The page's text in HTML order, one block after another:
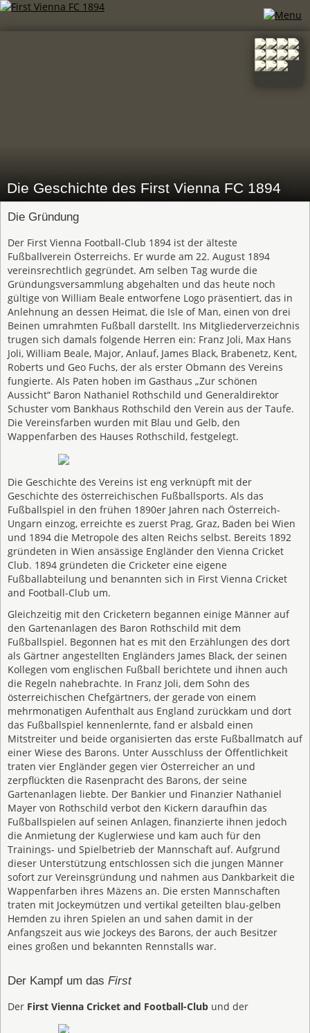
Die Geschichte des First Vienna FC 1894
Die Gründung
Der First Vienna Football-Club 1894 ist der älteste
Fußballverein Österreichs. Er wurde am 22. August 1894
vereinsrechtlich gegründet. Am selben Tag wurde die
Gründungsversammlung abgehalten und das heute noch
gültige von William Beale entworfene Logo präsentiert, das in
Anlehnung an dessen Heimat, die Isle of Man, einen von drei
Beinen umrahmten Fußball darstellt. Ins Mitgliederverzeichnis
trugen sich damals folgende Herren ein: Franz Joli, Max Hans
Joli, William Beale, Major, Anlauf, James Black, Brabenetz, Kent,
Roberts und Geo Fuchs, der als erster Obmann des Vereins
fungierte. Als Paten hoben im Gasthaus „Zur schönen
Aussicht“ Baron Nathaniel Rothschild und Generaldirektor
Schuster vom Bankhaus Rothschild den Verein aus der Taufe.
Die Vereinsfarben wurden mit Blau und Gelb, den
Wappenfarben des Hauses Rothschild, festgelegt.
Die Geschichte des Vereins ist eng verknüpft mit der
Geschichte des österreichischen Fußballsports. Als das
Fußballspiel in den frühen 1890er Jahren nach Österreich-
Ungarn einzog, erreichte es zuerst Prag, Graz, Baden bei Wien
und 1894 die Metropole des alten Reichs selbst. Bereits 1892
gründeten in Wien ansässige Engländer den Vienna Cricket
Club. 1894 gründeten die Cricketer eine eigene
Fußballabteilung und benannten sich in First Vienna Cricket
and Football-Club um.
Gleichzeitig mit den Cricketern begannen einige Männer auf
den Gartenanlagen des Baron Rothschild mit dem
Fußballspiel. Begonnen hat es mit den Erzählungen des dort
als Gärtner angestellten Engländers James Black, der seinen
Kollegen vom englischen Fußball berichtete und ihnen auch
die Regeln nahebrachte. In Franz Joli, dem Sohn des
österreichischen Chefgärtners, der gerade von einem
mehrmonatigen Aufenthalt aus England zurückkam und dort
das Fußballspiel kennenlernte, fand er alsbald einen
Mitstreiter und beide organisierten das erste Fußballmatch auf
einer Wiese des Barons. Unter Ausschluss der Öffentlichkeit
traten vier Engländer gegen vier Österreicher an und
zerpflückten die Rasenpracht des Barons, der seine
Gartenanlagen liebte. Der Bankier und Finanzier Nathaniel
Mayer von Rothschild verbot den Kickern daraufhin das
Fußballspielen auf seinen Anlagen, finanzierte ihnen jedoch
die Anmietung der Kuglerwiese und kam auch für den
Trainings- und Spielbetrieb der Mannschaft auf. Aufgrund
dieser Unterstützung entschlossen sich die jungen Männer
sofort zur Vereinsgründung und nahmen aus Dankbarkeit die
Wappenfarben ihres Mäzens an. Die ersten Mannschaften
traten mit Jockeymützen und vertikal geteilten blau-gelben
Hemden zu ihren Spielen an und sahen damit in der
Anfangszeit aus wie Jockeys des Barons, der auch Besitzer
eines großen und bekannten Rennstalls war.
Der Kampf um das First
Der First Vienna Cricket and Football-Club und der